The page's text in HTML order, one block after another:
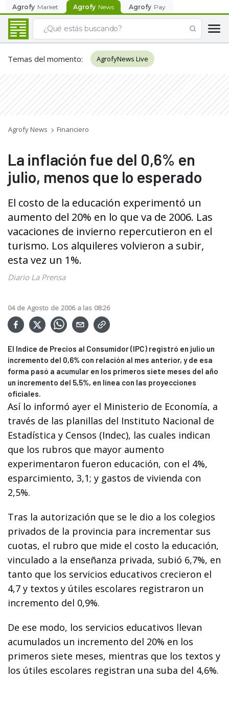
Agrofy Market Agrofy News Agrofy Pay
Temas del momento: AgrofyNews Live
Agrofy News Financiero
La inflación fue del 0,6% en
julio, menos que lo esperado
El costo de la educación experimentó un
aumento del 20% en lo que va de 2006. Las
vacaciones de invierno repercutieron en el
turismo. Los alquileres volvieron a subir,
esta vez un 1%.
Diario La Prensa
04 de Agosto de 2006 a las 08:26
El Indice de Precios al Consumidor (IPC) registró en julio un
incremento del 0,6% con relación al mes anterior, y de esa
forma pasó a acumular en los primeros siete meses del año
un incremento del 5,5%, en línea con las proyecciones
oficiales.
Así lo informó ayer el Ministerio de Economía, a
través de las planillas del Instituto Nacional de
Estadística y Censos (Indec), las cuales indican
que los rubros que mayor aumento
experimentaron fueron educación, con el 4%,
esparcimiento, 3,1; y gastos de vivienda con
2,5%.
Tras la autorización que se le dio a los colegios
privados de la provincia para incrementar sus
cuotas, el rubro que mide el costo la educación,
vinculado a la enseñanza privada, subió 6,7%, en
tanto que los servicios educativos crecieron el
4,7 y textos y útiles escolares registraron un
incremento del 0,9%.
De ese modo, los servicios educativos llevan
acumulados un incremento del 20% en los
primeros siete meses, mientras que los textos y
los útiles escolares registran una suba del 4,6%.